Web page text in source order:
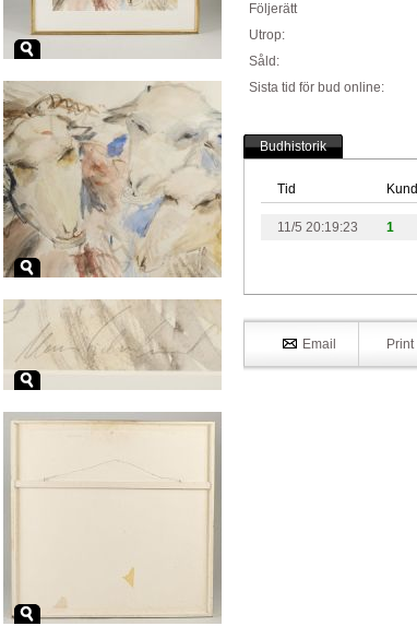
Följerätt
Utrop:
Såld:
Sista tid för bud online:
Budhistorik
Tid Kund
11/5 20:19:23 1
Email Print